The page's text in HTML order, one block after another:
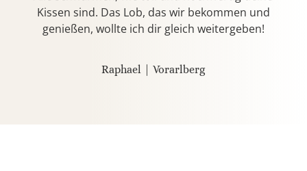
Kissen sind. Das Lob, das wir bekommen und
genießen, wollte ich dir gleich weitergeben!
Raphael | Vorarlberg